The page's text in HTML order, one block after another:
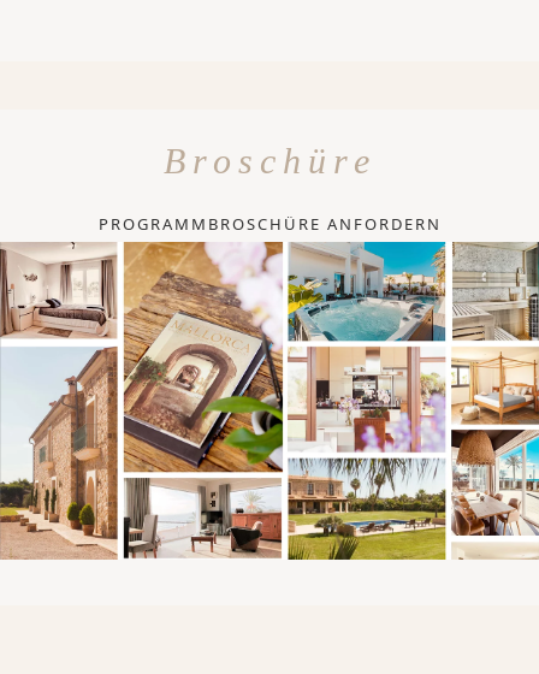
Broschüre
PROGRAMMBROSCHÜRE ANFORDERN